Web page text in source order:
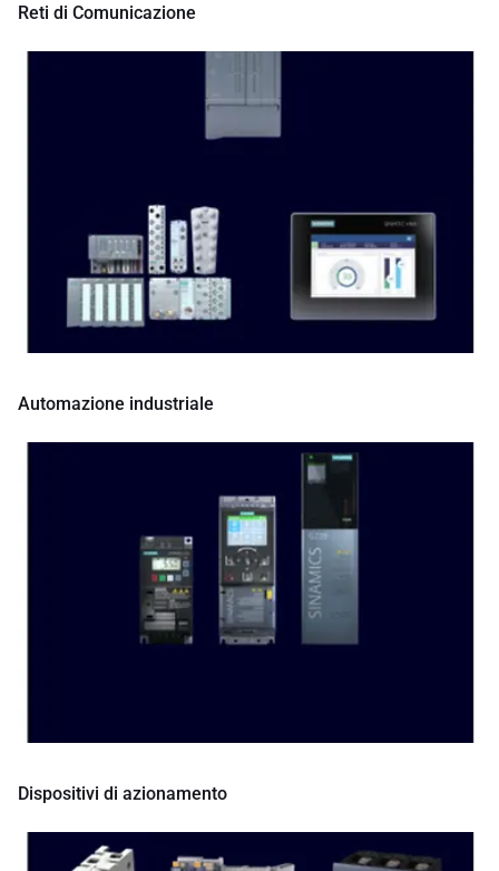
Reti di Comunicazione
Automazione industriale
Dispositivi di azionamento